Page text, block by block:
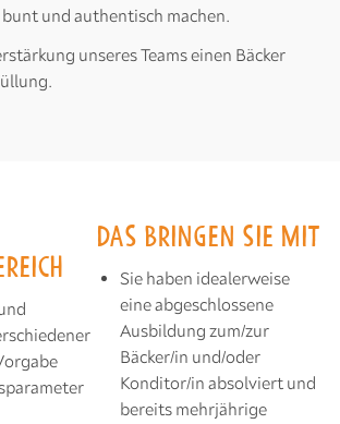
und authentisch machen.
unseres Teams einen Bäcker
DAS BRINGEN SIE MIT
Sie haben idealerweise
eine abgeschlossene
Ausbildung zum/zur
Bäcker/in und/oder
Konditor/in absolviert und
bereits mehrjährige